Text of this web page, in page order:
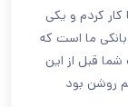
از 4 ساله با شما کار کردم و یکی
ما است که
قبل از این
روشن بود